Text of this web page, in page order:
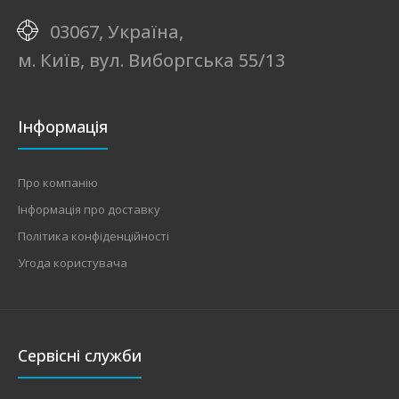
03067, Україна,
м. Київ, вул. Виборгська 55/13
Інформація
Про компанію
Інформація про доставку
Політика конфіденційності
Угода користувача
Сервісні служби